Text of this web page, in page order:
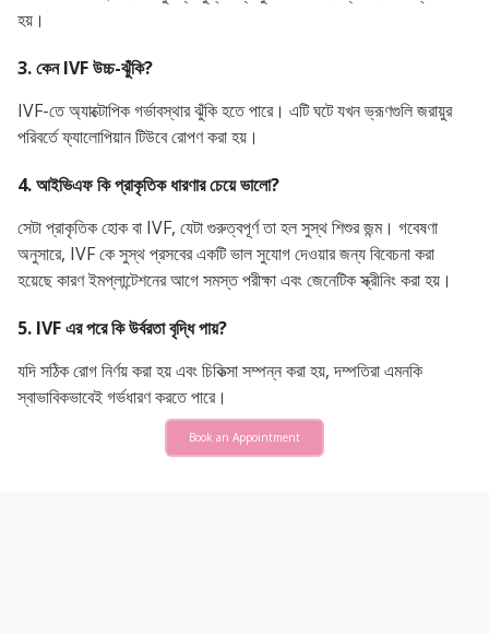
হয়।
3. কেন IVF উচ্চ-ঝুঁকি?
IVF-তে অ্যাক্টোপিক গর্ভাবস্থার ঝুঁকি হতে পারে। এটি ঘটে যখন ভ্রূণগুলি জরায়ুর
পরিবর্তে ফ্যালোপিয়ান টিউবে রোপণ করা হয়।
4. আইভিএফ কি প্রাকৃতিক ধারণার চেয়ে ভালো?
সেটা প্রাকৃতিক হোক বা IVF, যেটা গুরুত্বপূর্ণ তা হল সুস্থ শিশুর জন্ম। গবেষণা
অনুসারে, IVF কে সুস্থ প্রসবের একটি ভাল সুযোগ দেওয়ার জন্য বিবেচনা করা
হয়েছে কারণ ইমপ্লান্টেশনের আগে সমস্ত পরীক্ষা এবং জেনেটিক স্ক্রীনিং করা হয়।
5. IVF এর পরে কি উর্বরতা বৃদ্ধি পায়?
যদি সঠিক রোগ নির্ণয় করা হয় এবং চিকিত্সা সম্পন্ন করা হয়, দম্পতিরা এমনকি
স্বাভাবিকভাবেই গর্ভধারণ করতে পারে।
Book an Appointment